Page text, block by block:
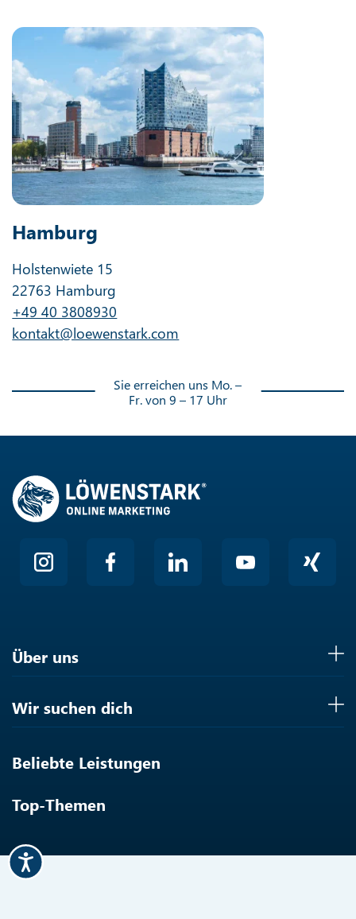
Hamburg
Holstenwiete 15
22763 Hamburg
+49 40 3808930
kontakt@loewenstark.com
Sie erreichen uns Mo. –
Fr. von 9 – 17 Uhr
Über uns
Wir suchen dich
Beliebte Leistungen
Top-Themen